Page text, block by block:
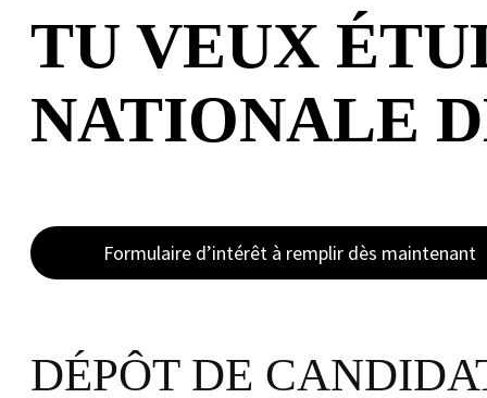
TU VEUX
NATIONALE
Formulaire d’intérêt à remplir dès maintenant
DÉPÔT DE